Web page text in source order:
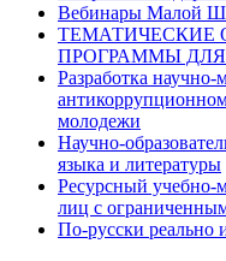
Вебинары Малой
ТЕМАТИЧЕСКИЕ
ПРОГРАММЫ ДЛЯ
Разработка научно-
молодежи
Научно-
языка и литературы
Ресурсный учебно-
лиц с
По-русски реально